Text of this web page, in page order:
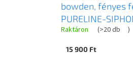
bowden, fényes
PURELINE-
Raktáron (>20 db )
15 900 Ft